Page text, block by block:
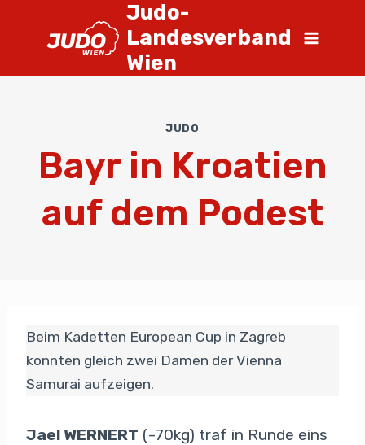
Judo-
Landesverband
Wien
JUDO
Bayr in Kroatien
auf dem Podest
Beim Kadetten European Cup in Zagreb
konnten gleich zwei Damen der Vienna
Samurai aufzeigen.
Jael WERNERT (-70kg) traf in Runde eins